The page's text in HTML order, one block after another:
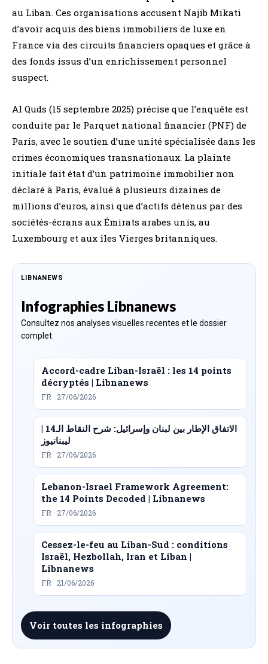
au Liban. Ces organisations accusent Najib Mikati
d’avoir acquis des biens immobiliers de luxe en
France via des circuits financiers opaques et grâce à
des fonds issus d’un enrichissement personnel
suspect.
Al Quds (15 septembre 2025) précise que l’enquête est
conduite par le Parquet national financier (PNF) de
Paris, avec le soutien d’une unité spécialisée dans les
crimes économiques transnationaux. La plainte
initiale fait état d’un patrimoine immobilier non
déclaré à Paris, évalué à plusieurs dizaines de
millions d’euros, ainsi que d’actifs détenus par des
sociétés-écrans aux Émirats arabes unis, au
Luxembourg et aux îles Vierges britanniques.
LIBNANEWS
Infographies Libnanews
Consultez nos analyses visuelles recentes et le dossier
complet.
Accord-cadre Liban-Israël : les 14 points
décryptés | Libnanews
FR · 27/06/2026
الاتفاق الإطار بين لبنان وإسرائيل: شرح النقاط الـ14 |
ليبنانيوز
FR · 27/06/2026
Lebanon-Israel Framework Agreement:
the 14 Points Decoded | Libnanews
FR · 27/06/2026
Cessez-le-feu au Liban-Sud : conditions
Israël, Hezbollah, Iran et Liban |
Libnanews
FR · 21/06/2026
Voir toutes les infographies